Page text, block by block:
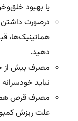
یا بهبود
درصورت
هماتینیک‌ها،
دهید.
مصرف بیش از
نباید
مصرف قرص